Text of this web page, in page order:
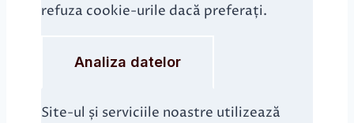
refuza cookie-urile dacă preferați.
Analiza datelor
Site-ul și serviciile noastre utilizează